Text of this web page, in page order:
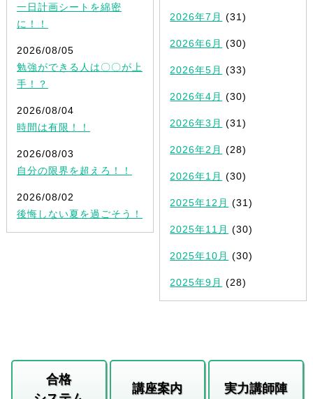
一日計画シートを綿密
に！！
2026/08/05
勉強ができる人は〇〇が上
手！？
2026/08/04
時間は有限！！
2026/08/03
自分の限界を超えろ！！
2026/08/02
後悔しない夏を過ごそう！
2026年7月 (31)
2026年6月 (30)
2026年5月 (33)
2026年4月 (30)
2026年3月 (31)
2026年2月 (28)
2026年1月 (30)
2025年12月 (31)
2025年11月 (30)
2025年10月 (30)
2025年9月 (28)
合格
講座案内 実力講師陣